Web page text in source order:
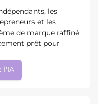
les
et les
de marque raffiné,
prêt pour
l'IA